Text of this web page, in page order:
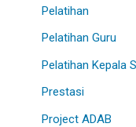
Pelatihan
Pelatihan Guru
Pelatihan Kepala
Prestasi
Project ADAB